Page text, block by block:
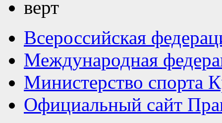
Всероссийская
Международная
Министерство спорта
Официальный сайт